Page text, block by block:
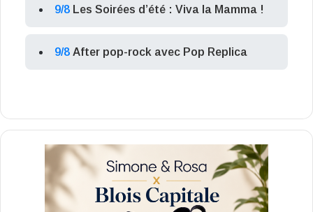
9/8 Les Soirées d’été : Viva la Mamma !
9/8 After pop-rock avec Pop Replica